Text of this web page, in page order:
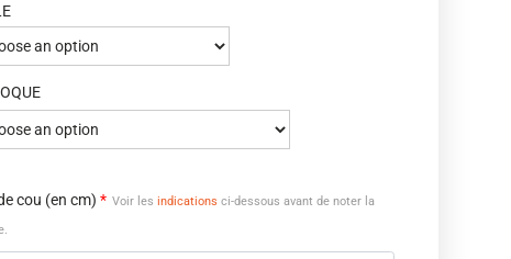
cou (en cm) * Voir lesindications ci-dessous avant de noter la